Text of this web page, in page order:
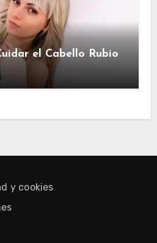
el Cabello Rubio
y cookies